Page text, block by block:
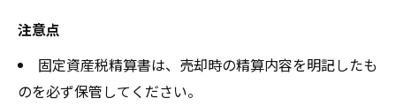
注意点
固定資産税精算書は、売却時の精算内容を明記したも
のを必ず保管してください。